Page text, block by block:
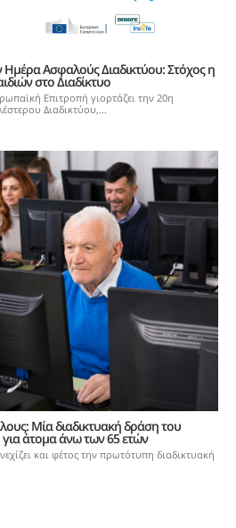
Ημέρα Ασφαλούς Διαδικτύου: Στόχος η
στο Διαδίκτυο
Επιτροπή γιορτάζει την 20η
Διαδικτύου,...
Μία διαδικτυακή δράση του
άτομα άνω των 65 ετών
και φέτος την πρωτότυπη διαδικτυακή